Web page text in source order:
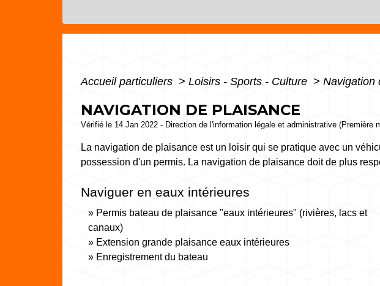
Accueil particuliers > Loisirs - Sports - Culture > Navigation
NAVIGATION DE PLAISANCE
Vérifié le 14 Jan 2022 - Direction de l'information légale et administrative (Première
La navigation de plaisance est un loisir qui se pratique avec un
possession d'un permis. La navigation de plaisance doit de plus
Naviguer en eaux intérieures
Permis bateau de plaisance "eaux intérieures" (rivières, lacs et
canaux)
Extension grande plaisance eaux intérieures
Enregistrement du bateau